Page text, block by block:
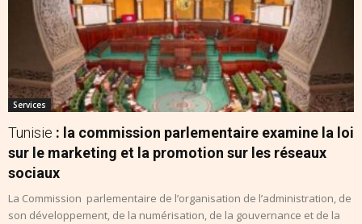
Services
Tunisie : la commission parlementaire examine la loi
sur le marketing et la promotion sur les réseaux
sociaux
La Commission parlementaire de l’organisation de l’administration, de
son développement, de la numérisation, de la gouvernance et de la